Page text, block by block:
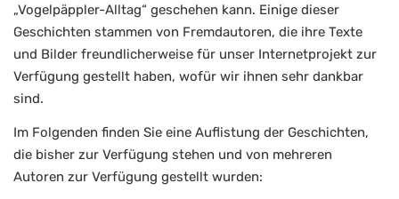
„Vogelpäppler-Alltag“ geschehen kann. Einige dieser
Geschichten stammen von Fremdautoren, die ihre Texte
und Bilder freundlicherweise für unser Internetprojekt zur
Verfügung gestellt haben, wofür wir ihnen sehr dankbar
sind.
Im Folgenden finden Sie eine Auflistung der Geschichten,
die bisher zur Verfügung stehen und von mehreren
Autoren zur Verfügung gestellt wurden: